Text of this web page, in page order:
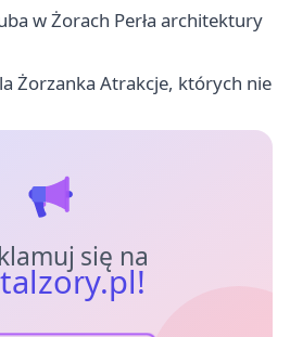
w Żorach Perła architektury
Żorzanka Atrakcje, których nie
się na